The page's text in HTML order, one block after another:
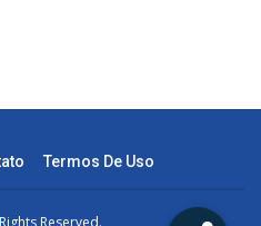
Termos De Uso
Reserved.